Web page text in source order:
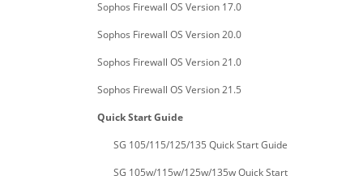
Sophos Firewall OS Version 17.0
Sophos Firewall OS Version 20.0
Sophos Firewall OS Version 21.0
Sophos Firewall OS Version 21.5
Quick Start Guide
SG 105/115/125/135 Quick Start Guide
SG 105w/115w/125w/135w Quick Start